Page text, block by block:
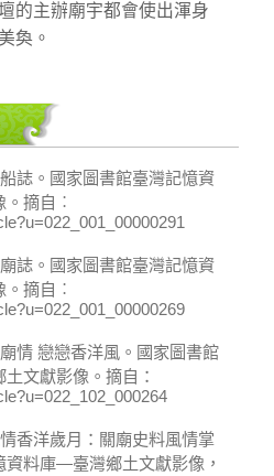
的主辦廟宇都會使出渾身
奐。
誌。國家圖書館臺灣記憶資
摘自︰
誌。國家圖書館臺灣記憶資
摘自︰
情 戀戀香洋風。國家圖書館
文獻影像。摘自：
香洋歲月：關廟史料風情掌
料庫―臺灣鄉土文獻影像，